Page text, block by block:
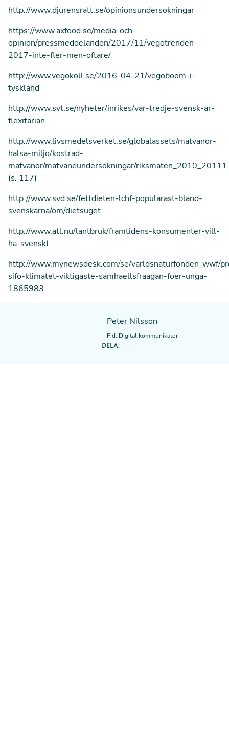
http://www.djurensratt.se/opinionsundersokningar
https://www.axfood.se/media-och-
opinion/pressmeddelanden/2017/11/vegotrenden-
2017-inte-fler-men-oftare/
http://www.vegokoll.se/2016-04-21/vegoboom-i-
tyskland
http://www.svt.se/nyheter/inrikes/var-tredje-svensk-ar-
flexitarian
http://www.livsmedelsverket.se/globalassets/matvanor-
halsa-miljo/kostrad-
matvanor/matvaneundersokningar/
(s. 117)
http://www.svd.se/fettdieten-lchf-popularast-bland-
svenskarna/om/dietsuget
http://www.atl.nu/lantbruk/framtidens-konsumenter-vill-
ha-svenskt
http://www.mynewsdesk.com/se/varldsnaturfonden_wwf/
sifo-klimatet-viktigaste-samhaellsfraagan-foer-unga-
1865983
Peter Nilsson
F.d. Digital kommunikatör
DELA: